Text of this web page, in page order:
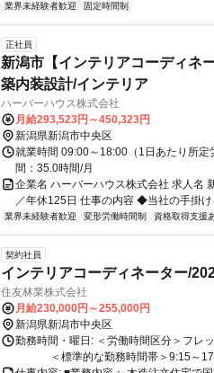
業界未経験者歓迎 固定時間制
正社員
新潟市【インテリアコーディネ
築内装設計/インテリア
ハーバーハウス株式会社
月給293,523円～450,323円
新潟県新潟市中央区
就業時間 09:00～18:00（1日あたり所
間：35.0時間/月
企業名 ハーバーハウス株式会社 求人名
／年休125日 仕事の内容 ◆当社の手掛
業界未経験者歓迎 変形労働時間制 資格取得支援
契約社員
インテリアコーディネーター/
住友林業株式会社
月給230,000円～255,000円
新潟県新潟市中央区
勤務時間・曜日: ＜労働時間区分＞フ
＜標準的な勤務時間帯＞9:15～